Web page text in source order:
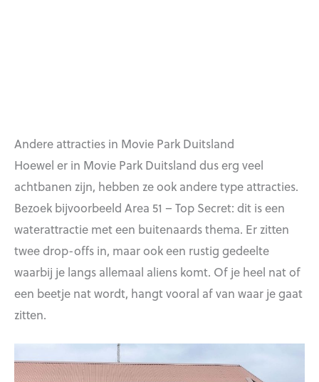
Andere attracties in Movie Park Duitsland
Hoewel er in Movie Park Duitsland dus erg veel
achtbanen zijn, hebben ze ook andere type attracties.
Bezoek bijvoorbeeld Area 51 – Top Secret: dit is een
waterattractie met een buitenaards thema. Er zitten
twee drop-offs in, maar ook een rustig gedeelte
waarbij je langs allemaal aliens komt. Of je heel nat of
een beetje nat wordt, hangt vooral af van waar je gaat
zitten.